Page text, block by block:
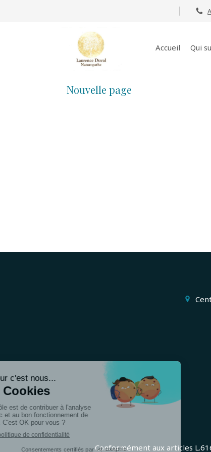
Accueil Qui
Nouvelle page
Conformément aux articles